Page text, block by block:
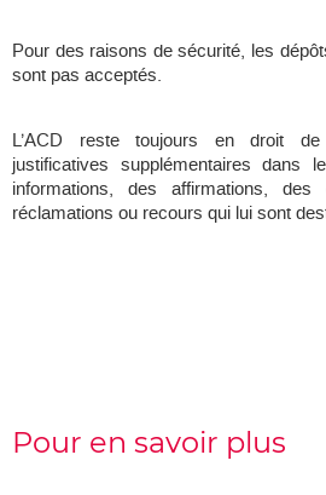
Pour des raisons de sécurité, les
sont pas acceptés.
L’ACD reste toujours en droit
justificatives supplémentaires dans
informations, des affirmations, des
réclamations ou recours qui lui sont
Pour en savoir plus